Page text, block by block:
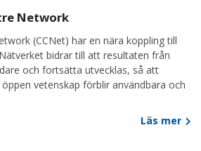
Network
(CCNet) har en nära koppling till
bidrar till att resultaten från
och fortsätta utvecklas, så att
vetenskap förblir användbara och
Läs mer